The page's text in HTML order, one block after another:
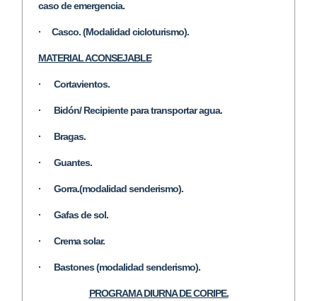
caso de emergencia.
· Casco. (Modalidad cicloturismo).
MATERIAL ACONSEJABLE
· Cortavientos.
· Bidón/ Recipiente para transportar agua.
· Bragas.
· Guantes.
· Gorra.(modalidad senderismo).
· Gafas de sol.
· Crema solar.
· Bastones (modalidad senderismo).
PROGRAMA DIURNA DE CORIPE.